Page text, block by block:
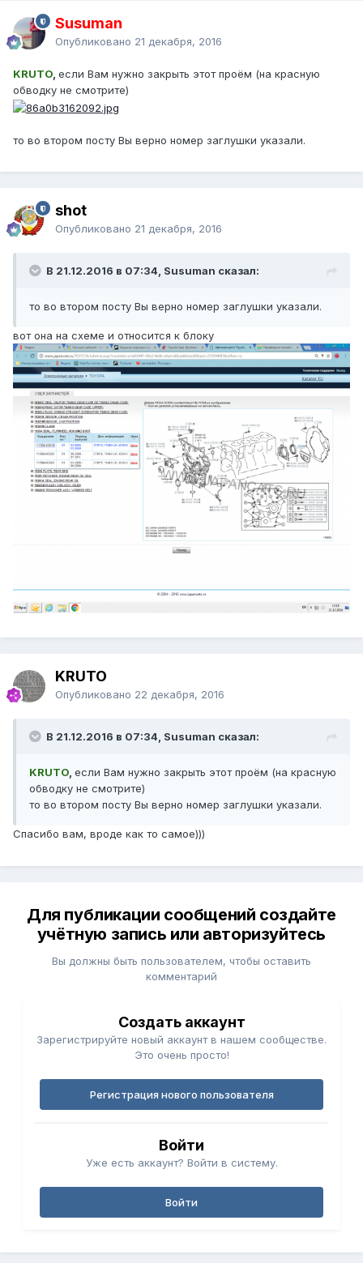
Susuman
Опубликовано 21 декабря, 2016
KRUTO, если Вам нужно закрыть этот проём (на красную
обводку не смотрите)
то во втором посту Вы верно номер заглушки указали.
shot
Опубликовано 21 декабря, 2016
В 21.12.2016 в 07:34, Susuman сказал:
то во втором посту Вы верно номер заглушки указали.
вот она на схеме и относится к блоку
KRUTO
Опубликовано 22 декабря, 2016
В 21.12.2016 в 07:34, Susuman сказал:
KRUTO, если Вам нужно закрыть этот проём (на красную
обводку не смотрите)
то во втором посту Вы верно номер заглушки указали.
Спасибо вам, вроде как то самое)))
Для публикации сообщений создайте
учётную запись или авторизуйтесь
Вы должны быть пользователем, чтобы оставить
комментарий
Создать аккаунт
Зарегистрируйте новый аккаунт в нашем сообществе.
Это очень просто!
Регистрация нового пользователя
Войти
Уже есть аккаунт? Войти в систему.
Войти